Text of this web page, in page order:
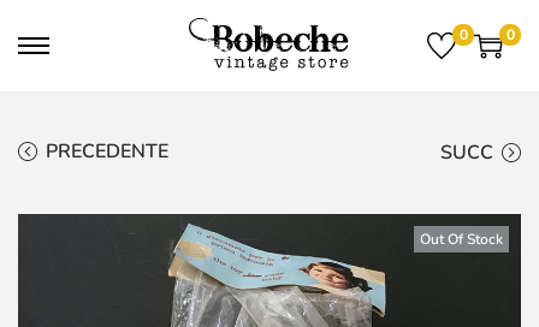
0 0
PRECEDENTE SUCC
Out Of Stock